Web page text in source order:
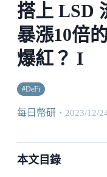
搭上 LSD
暴漲10倍
爆紅？ I
#DeFi
每日幣研 ・ 2023/12/
本文目錄